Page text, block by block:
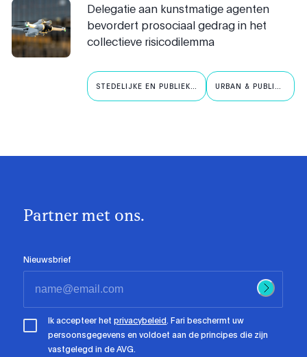
Delegatie aan kunstmatige agenten
bevordert prosociaal gedrag in het
collectieve risicodilemma
STEDELIJKE EN PUBLIEKE
URBAN & PUBLIC
Partner met ons.
Nieuwsbrief
Ik accepteer hetprivacybeleid. Fari beschermt uw
persoonsgegevens en voldoet aan de principes die zijn
vastgelegd in de AVG.